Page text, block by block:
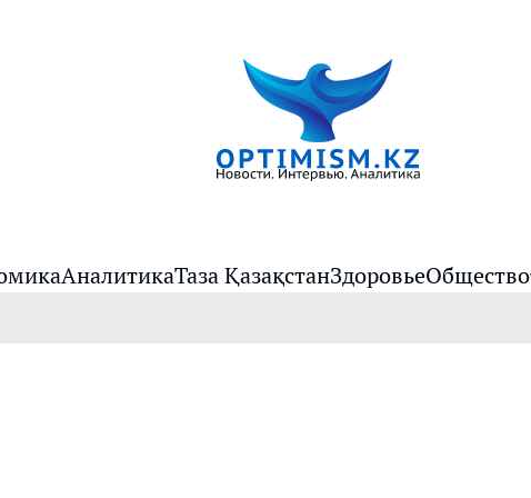
АналитикаТаза ҚазақстанЗдоровьеОбщество